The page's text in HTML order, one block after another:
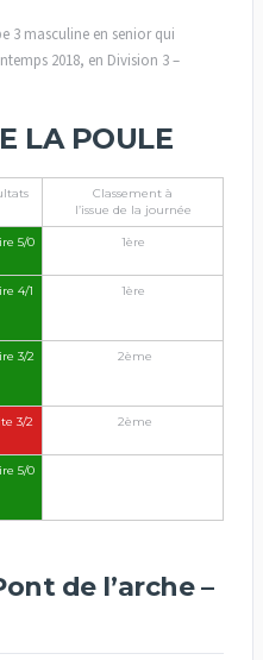
3 masculine en senior qui
2018, en Division 3 –
LA POULE
Classement à
l’issue de la journée
5/0 1ère
4/1 1ère
3/2 2ème
3/2 2ème
5/0
de l’arche –